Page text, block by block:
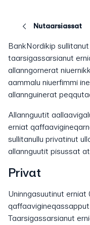
Nutaarsiassat
BankNordikip
taarsigassarsianut
allanngornerat
aammalu niuerfimmi
allannguinerat
Allannguutit
erniat
sullitanullu privatinut
allannguutit pisussat
Privat
Uninngasuutinut
Taarsigassarsianut